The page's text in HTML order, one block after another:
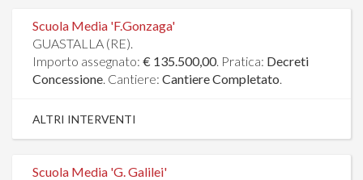
Scuola Media 'F.Gonzaga'
GUASTALLA (RE).
Importo assegnato: € 135.500,00. Pratica: Decreti
Concessione. Cantiere: Cantiere Completato.
ALTRI INTERVENTI
Scuola Media 'G. Galilei'